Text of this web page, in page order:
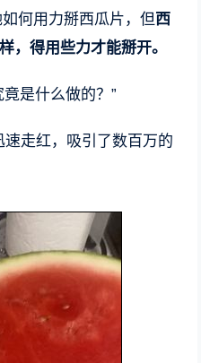
何用力掰西瓜片，但西
，得用些力才能掰开。
是什么做的？”
走红，吸引了数百万的